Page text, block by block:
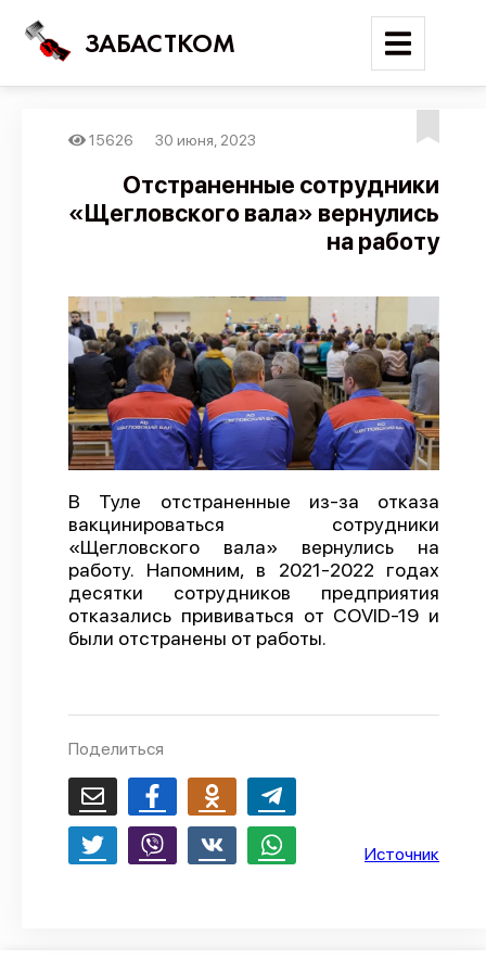
ЗАБАСТКОМ
Поиск
Карта событий
Трудовые конфликты
Отчеты
Предложить публикацию
Справочник
О проекте
Политика конфиденциальности
15626 30 июня, 2023
Отстраненные сотрудники
«Щегловского вала» вернулись
на работу
В Туле отстраненные из-за отказа
вакцинироваться сотрудники
«Щегловского вала» вернулись на
работу. Напомним, в 2021-2022 годах
десятки сотрудников предприятия
отказались прививаться от COVID-19 и
были отстранены от работы.
Поделиться
Источник